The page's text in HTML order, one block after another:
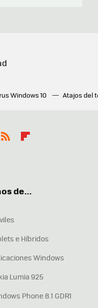
Windows 10 Atajos del
de...
e Híbridos
Windows
Lumia 925
Phone 8.1 GDR1